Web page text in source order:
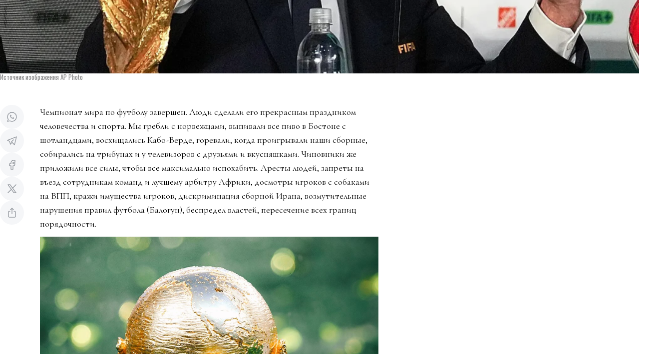
Источник изображения AP Photo
Чемпионат мира по футболу завершен. Люди сделали его прекрасным праздником
человечества и спорта. Мы гребли с норвежцами, выпивали все пиво в Бостоне с
шотландцами, восхищались Кабо-Верде, горевали, когда проигрывали наши сборные,
собирались на трибунах и у телевизоров с друзьями и вкусняшками. Чиновники же
приложили все силы, чтобы все максимально испохабить. Аресты людей, запреты на
въезд сотрудникам команд и лучшему арбитру Африки, досмотры игроков с собаками
на ВПП, кражи имущества игроков, дискриминация сборной Ирана, возмутительные
нарушения правил футбола (Балогун), беспредел властей, пересечение всех границ
порядочности.